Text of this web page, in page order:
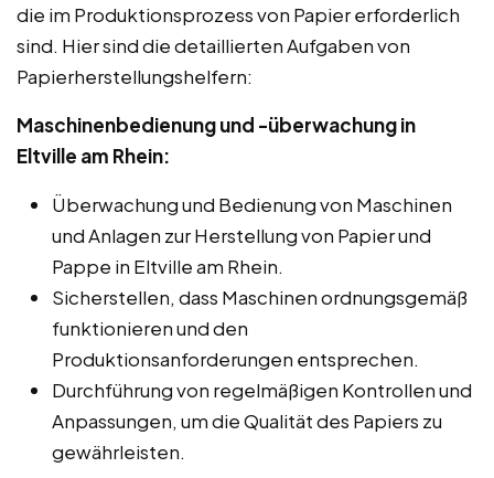
die im Produktionsprozess von Papier erforderlich
sind. Hier sind die detaillierten Aufgaben von
Papierherstellungshelfern:
Maschinenbedienung und -überwachung in
Eltville am Rhein:
Überwachung und Bedienung von Maschinen
und Anlagen zur Herstellung von Papier und
Pappe in Eltville am Rhein.
Sicherstellen, dass Maschinen ordnungsgemäß
funktionieren und den
Produktionsanforderungen entsprechen.
Durchführung von regelmäßigen Kontrollen und
Anpassungen, um die Qualität des Papiers zu
gewährleisten.